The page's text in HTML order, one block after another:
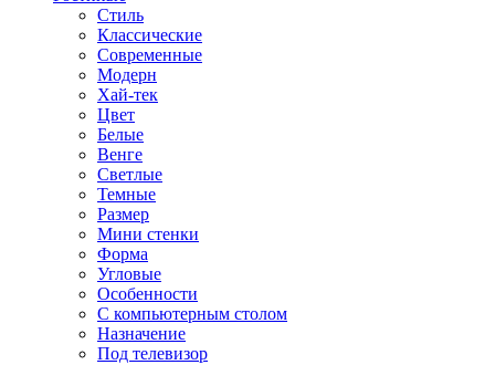
Стиль
Классические
Современные
Модерн
Хай-тек
Цвет
Белые
Венге
Светлые
Темные
Размер
Мини стенки
Форма
Угловые
Особенности
С компьютерным столом
Назначение
Под телевизор